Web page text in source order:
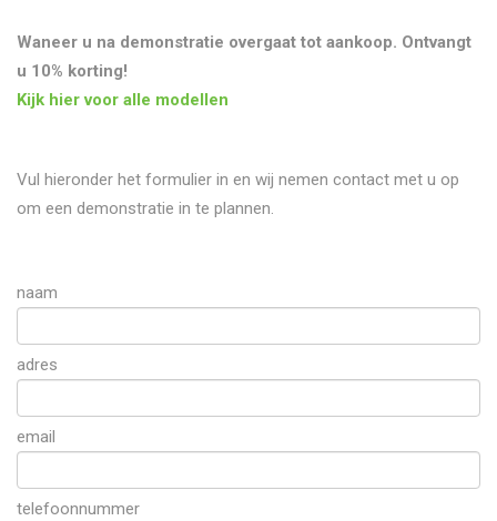
Waneer u na demonstratie overgaat tot aankoop. Ontvangt
u 10% korting!
Kijk hier voor alle modellen
Vul hieronder het formulier in en wij nemen contact met u op
om een demonstratie in te plannen.
naam
adres
email
telefoonnummer